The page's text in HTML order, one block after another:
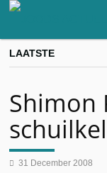
LAATSTE
Shimon
31 December 2008